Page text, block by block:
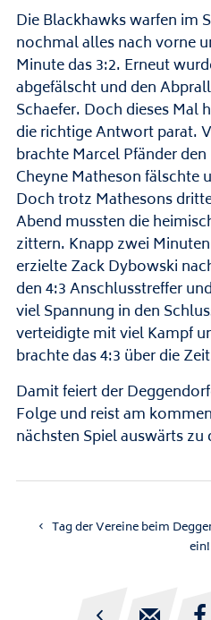
Die Blackhawks warfen im
nochmal alles nach vorne
Minute das 3:2. Erneut
abgefälscht und den
Schaefer. Doch dieses Mal
die richtige Antwort parat.
brachte Marcel Pfänder
Cheyne Matheson fälschte
Doch trotz Mathesons
Abend mussten die
zittern. Knapp zwei
erzielte Zack Dybowski
den 4:3 Anschlusstreffer
viel Spannung in den
verteidigte mit viel Kampf
brachte das 4:3 über die
Damit feiert der
Folge und reist am
nächsten Spiel auswärts zu
Tag der Vereine beim
ein!